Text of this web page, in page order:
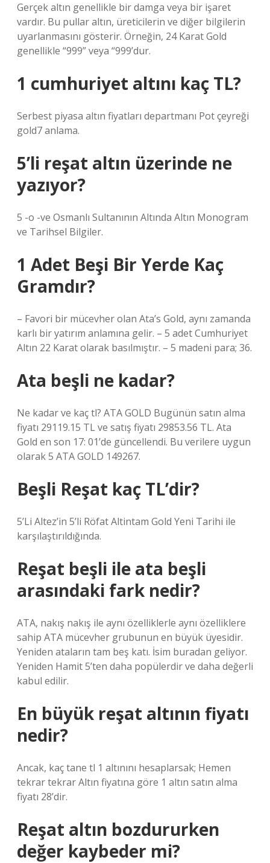
Gerçek altın genellikle bir damga veya bir işaret
vardır. Bu pullar altın, üreticilerin ve diğer bilgilerin
uyarlanmasını gösterir. Örneğin, 24 Karat Gold
genellikle “999” veya “999’dur.
1 cumhuriyet altını kaç TL?
Serbest piyasa altın fiyatları departmanı Pot çeyreği
gold7 anlama.
5’li reşat altın üzerinde ne
yazıyor?
5 -o -ve Osmanlı Sultanının Altında Altın Monogram
ve Tarihsel Bilgiler.
1 Adet Beşi Bir Yerde Kaç
Gramdır?
– Favori bir mücevher olan Ata’s Gold, aynı zamanda
karlı bir yatırım anlamına gelir. – 5 adet Cumhuriyet
Altın 22 Karat olarak basılmıştır. – 5 madeni para; 36.
Ata beşli ne kadar?
Ne kadar ve kaç tl? ATA GOLD Bugünün satın alma
fiyatı 29119.15 TL ve satış fiyatı 29853.56 TL. Ata
Gold en son 17: 01’de güncellendi. Bu verilere uygun
olarak 5 ATA GOLD 149267.
Beşli Reşat kaç TL’dir?
5’Li Altez’in 5’li Röfat Altintam Gold Yeni Tarihi ile
karşılaştırıldığında.
Reşat beşli ile ata beşli
arasındaki fark nedir?
ATA, nakış nakış ile aynı özelliklerle aynı özelliklere
sahip ATA mücevher grubunun en büyük üyesidir.
Yeniden ataların tam beş katı. İsim buradan geliyor.
Yeniden Hamit 5’ten daha popülerdir ve daha değerli
kabul edilir.
En büyük reşat altının fiyatı
nedir?
Ancak, kaç tane tl 1 altınını hesaplarsak; Hemen
tekrar tekrar Altın fiyatına göre 1 altın satın alma
fiyatı 28’dir.
Reşat altın bozdururken
değer kaybeder mi?